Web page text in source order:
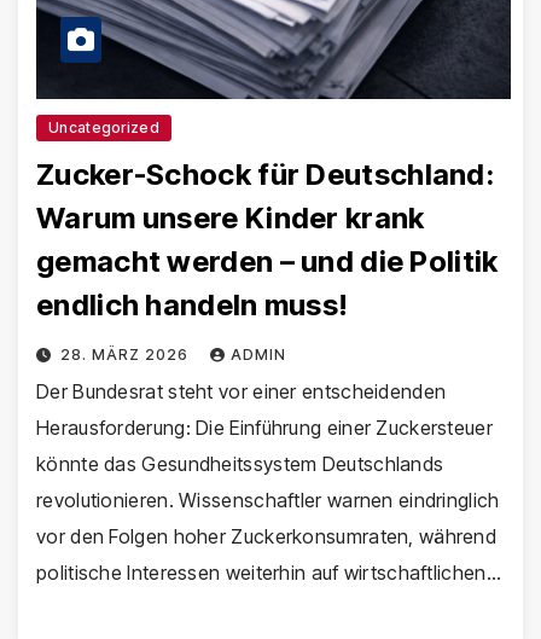
Uncategorized
Zucker-Schock für Deutschland:
Warum unsere Kinder krank
gemacht werden – und die Politik
endlich handeln muss!
28. MÄRZ 2026 ADMIN
Der Bundesrat steht vor einer entscheidenden
Herausforderung: Die Einführung einer Zuckersteuer
könnte das Gesundheitssystem Deutschlands
revolutionieren. Wissenschaftler warnen eindringlich
vor den Folgen hoher Zuckerkonsumraten, während
politische Interessen weiterhin auf wirtschaftlichen…